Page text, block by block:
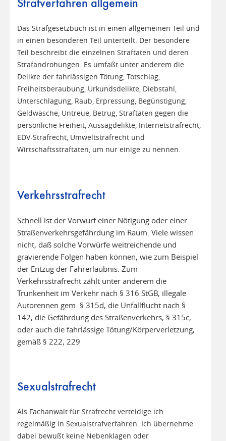
Strafverfahren allgemein
Das Strafgesetzbuch ist in einen allgemeinen Teil und
in einen besonderen Teil unterteilt. Der besondere
Teil beschreibt die einzelnen Straftaten und deren
Strafandrohungen. Es umfaßt unter anderem die
Delikte der fahrlässigen Tötung, Totschlag,
Freiheitsberaubung, Urkundsdelikte, Diebstahl,
Unterschlagung, Raub, Erpressung, Begünstigung,
Geldwäsche, Untreue, Betrug, Straftaten gegen die
persönliche Freiheit, Aussagdelikte, Internetstrafrecht,
EDV-Strafrecht, Umweltstrafrecht und
Wirtschaftsstraftaten, um nur einige zu nennen.
Verkehrsstrafrecht
Schnell ist der Vorwurf einer Nötigung oder einer
Straßenverkehrsgefährdung im Raum. Viele wissen
nicht, daß solche Vorwürfe weitreichende und
gravierende Folgen haben können, wie zum Beispiel
der Entzug der Fahrerlaubnis. Zum
Verkehrsstrafrecht zählt unter anderem die
Trunkenheit im Verkehr nach § 316 StGB, illegale
Autorennen gem. § 315d, die Unfallflucht nach §
142, die Gefährdung des Straßenverkehrs, § 315c,
oder auch die fahrlässige Tötung/Körperverletzung,
gemäß § 222, 229
Sexualstrafrecht
Als Fachanwalt für Strafrecht verteidige ich
regelmäßig in Sexualstrafverfahren. Ich übernehme
dabei bewußt keine Nebenklagen oder